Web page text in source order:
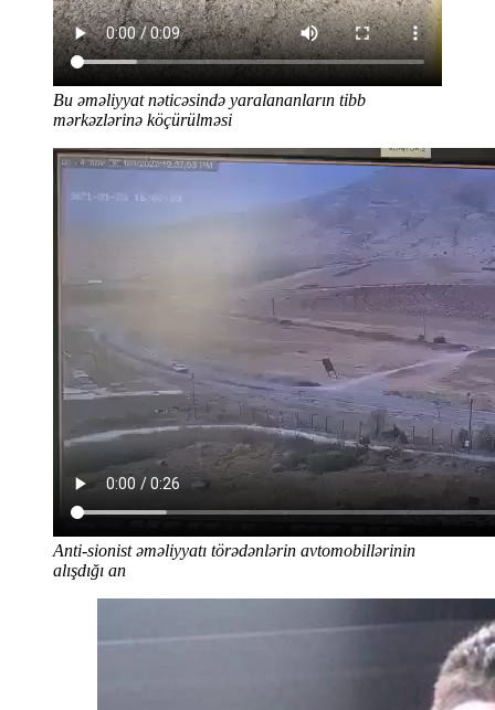
Bu əməliyyat nəticəsində yaralananların tibb
mərkəzlərinə köçürülməsi
Anti-sionist əməliyyatı törədənlərin avtomobillərinin
alışdığı an